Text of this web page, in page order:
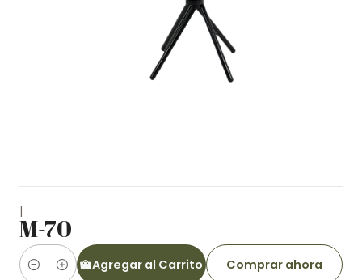
|
M-70
Cantidad
Agregar al Carrito Comprar ahora